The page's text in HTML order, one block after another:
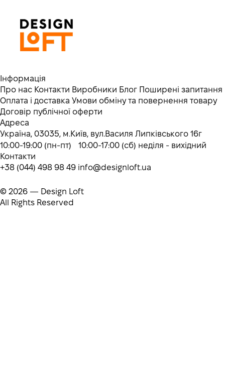
Інформація
Про нас Контакти Виробники Блог Поширені запитання
Оплата і доставка Умови обміну та повернення товару
Договір публічної оферти
Адреса
Україна, 03035, м.Київ, вул.Василя Липківського 16г
10:00-19:00 (пн-пт) 10:00-17:00 (сб) неділя - вихідний
Контакти
+38 (044) 498 98 49 info@designloft.ua
© 2026 — Design Loft
All Rights Reserved